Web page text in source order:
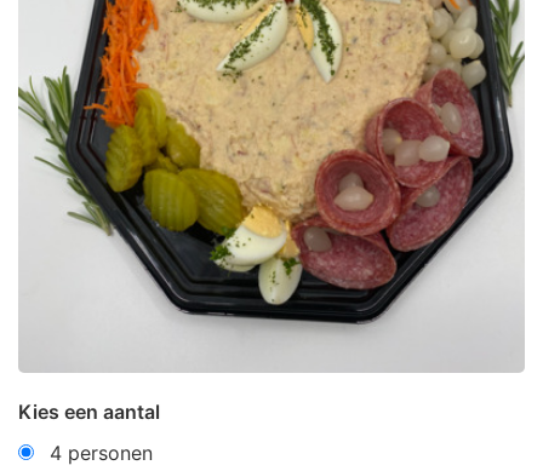
Kies een aantal
4 personen